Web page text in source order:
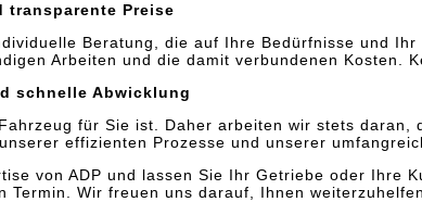
Preise
Beratung, die auf Ihre Bedürfnisse und
Arbeiten und die damit verbundenen Kosten.
schnelle Abwicklung
für Sie ist. Daher arbeiten wir stets
effizienten Prozesse und unserer
von ADP und lassen Sie Ihr Getriebe oder Ihre
Termin. Wir freuen uns darauf, Ihnen